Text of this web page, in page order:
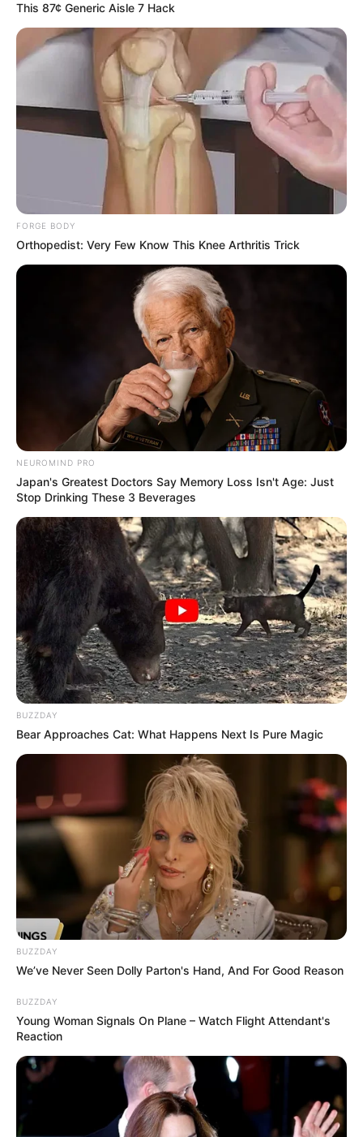
This 87¢ Generic Aisle 7 Hack
FORGE BODY
Orthopedist: Very Few Know This Knee Arthritis Trick
NEUROMIND PRO
Japan's Greatest Doctors Say Memory Loss Isn't Age: Just
Stop Drinking These 3 Beverages
BUZZDAY
Bear Approaches Cat: What Happens Next Is Pure Magic
BUZZDAY
We’ve Never Seen Dolly Parton's Hand, And For Good Reason
BUZZDAY
Young Woman Signals On Plane – Watch Flight Attendant's
Reaction